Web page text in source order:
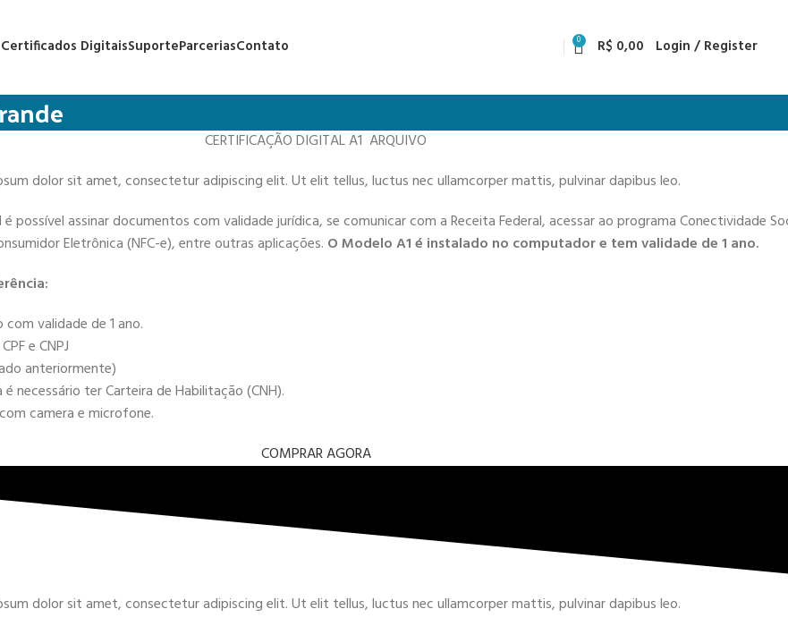
Certificados DigitaisSuporteParceriasContato 0 R$ 0,00 Login / Register
CERTIFICAÇÃO DIGITAL A1 ARQUIVO
dolor sit amet, consectetur adipiscing elit. Ut elit tellus, luctus nec ullamcorper mattis, pulvinar dapibus leo.
é possível assinar documentos com validade jurídica, se comunicar com a Receita Federal, acessar ao programa Conectividade
Eletrônica (NFC-e), entre outras aplicações. O Modelo A1 é instalado no computador e tem validade de 1 ano.
validade de 1 ano.
e CNPJ
anteriormente)
necessário ter Carteira de Habilitação (CNH).
camera e microfone.
COMPRAR AGORA
dolor sit amet, consectetur adipiscing elit. Ut elit tellus, luctus nec ullamcorper mattis, pulvinar dapibus leo.